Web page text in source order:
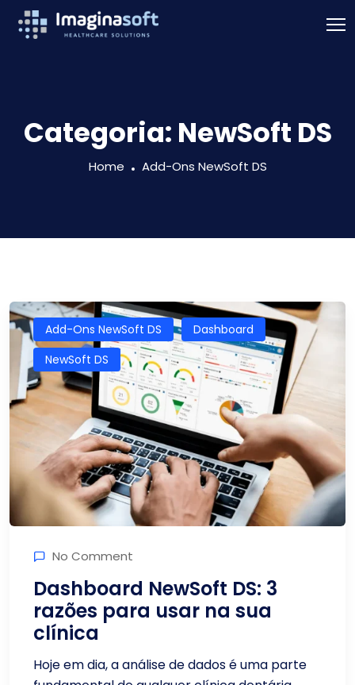
Categoria: NewSoft DS
Home Add-Ons NewSoft DS
Add-Ons NewSoft DS
Dashboard
NewSoft DS
No Comment
Dashboard NewSoft DS: 3
razões para usar na sua
clínica
Hoje em dia, a análise de dados é uma parte